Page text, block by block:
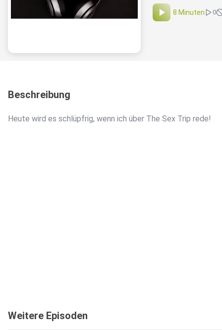
8 Minuten 0
Beschreibung
Heute wird es schlüpfrig, wenn ich über The Sex Trip rede!
Weitere Episoden